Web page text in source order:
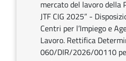
mercato del lavoro della
JTF CIG 2025” -
Centri per l’Impiego e
Lavoro. Rettifica
060/DIR/2026/00110